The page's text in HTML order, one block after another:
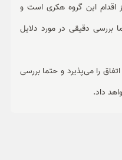
اقدام این گروه هکری است و
بررسی دقیقی در مورد دلایل
را می‌پذیرد و حتما بررسی
داد.